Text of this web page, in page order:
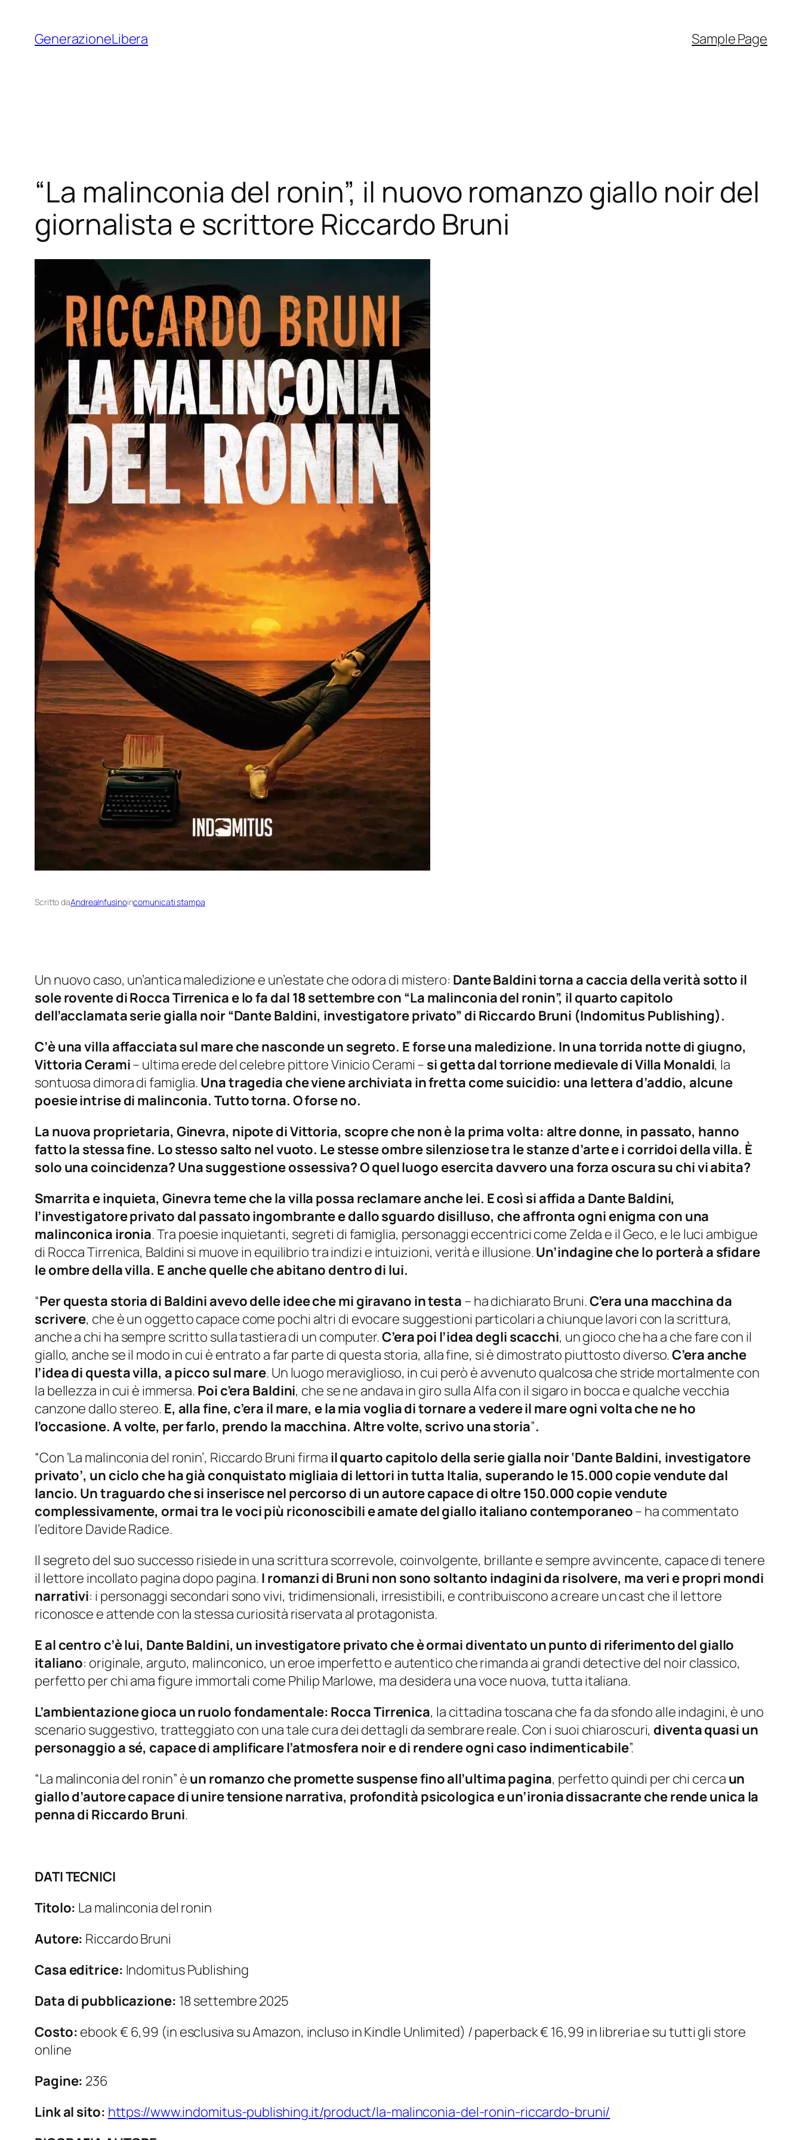
contenuto
GenerazioneLibera Sample Page
“La malinconia del ronin”, il nuovo romanzo giallo noir del
giornalista e scrittore Riccardo Bruni
Scritto daAndreaInfusinoincomunicati stampa
Un nuovo caso, un’antica maledizione e un’estate che odora di mistero: Dante Baldini torna a caccia della verità sotto il
sole rovente di Rocca Tirrenica e lo fa dal 18 settembre con “La malinconia del ronin”, il quarto capitolo
dell’acclamata serie gialla noir “Dante Baldini, investigatore privato” di Riccardo Bruni (Indomitus Publishing).
C’è una villa affacciata sul mare che nasconde un segreto. E forse una maledizione. In una torrida notte di giugno,
Vittoria Cerami– ultima erede del celebre pittore Vinicio Cerami – si getta dal torrione medievale di Villa Monaldi, la
sontuosa dimora di famiglia. Una tragedia che viene archiviata in fretta come suicidio: una lettera d’addio, alcune
poesie intrise di malinconia. Tutto torna. O forse no.
La nuova proprietaria, Ginevra, nipote di Vittoria, scopre che non è la prima volta: altre donne, in passato, hanno
fatto la stessa fine. Lo stesso salto nel vuoto. Le stesse ombre silenziose tra le stanze d’arte e i corridoi della villa. È
solo una coincidenza? Una suggestione ossessiva? O quel luogo esercita davvero una forza oscura su chi vi abita?
Smarrita e inquieta, Ginevra teme che la villa possa reclamare anche lei. E così si affida a Dante Baldini,
l’investigatore privato dal passato ingombrante e dallo sguardo disilluso, che affronta ogni enigma con una
malinconica ironia. Tra poesie inquietanti, segreti di famiglia, personaggi eccentrici come Zelda e il Geco, e le luci ambigue
di Rocca Tirrenica, Baldini si muove in equilibrio tra indizi e intuizioni, verità e illusione.Un’indagine che lo porterà a sfidare
le ombre della villa. E anche quelle che abitano dentro di lui.
“Per questa storia di Baldini avevo delle idee che mi giravano in testa – ha dichiarato Bruni.C’era una macchina da
scrivere, che è un oggetto capace come pochi altri di evocare suggestioni particolari a chiunque lavori con la scrittura,
anche a chi ha sempre scritto sulla tastiera di un computer.C’era poi l’idea degli scacchi, un gioco che ha a che fare con il
giallo, anche se il modo in cui è entrato a far parte di questa storia, alla fine, si è dimostrato piuttosto diverso.C’era anche
l’idea di questa villa, a picco sul mare. Un luogo meraviglioso, in cui però è avvenuto qualcosa che stride mortalmente con
la bellezza in cui è immersa. Poi c’era Baldini, che se ne andava in giro sulla Alfa con il sigaro in bocca e qualche vecchia
canzone dallo stereo. E, alla fine, c’era il mare, e la mia voglia di tornare a vedere il mare ogni volta che ne ho
l’occasione. A volte, per farlo, prendo la macchina. Altre volte, scrivo una storia”.
“Con ‘La malinconia del ronin’, Riccardo Bruni firma il quarto capitolo della serie gialla noir ‘Dante Baldini, investigatore
privato’, un ciclo che ha già conquistato migliaia di lettori in tutta Italia, superando le 15.000 copie vendute dal
lancio. Un traguardo che si inserisce nel percorso di un autore capace di oltre 150.000 copie vendute
complessivamente, ormai tra le voci più riconoscibili e amate del giallo italiano contemporaneo– ha commentato
l’editore Davide Radice.
Il segreto del suo successo risiede in una scrittura scorrevole, coinvolgente, brillante e sempre avvincente, capace di tenere
il lettore incollato pagina dopo pagina. I romanzi di Bruni non sono soltanto indagini da risolvere, ma veri e propri mondi
narrativi: i personaggi secondari sono vivi, tridimensionali, irresistibili, e contribuiscono a creare un cast che il lettore
riconosce e attende con la stessa curiosità riservata al protagonista.
E al centro c’è lui, Dante Baldini, un investigatore privato che è ormai diventato un punto di riferimento del giallo
italiano: originale, arguto, malinconico, un eroe imperfetto e autentico che rimanda ai grandi detective del noir classico,
perfetto per chi ama figure immortali come Philip Marlowe, ma desidera una voce nuova, tutta italiana.
L’ambientazione gioca un ruolo fondamentale: Rocca Tirrenica, la cittadina toscana che fa da sfondo alle indagini, è uno
scenario suggestivo, tratteggiato con una tale cura dei dettagli da sembrare reale. Con i suoi chiaroscuri, diventa quasi un
personaggio a sé, capace di amplificare l’atmosfera noir e di rendere ogni caso indimenticabile”.
“La malinconia del ronin” è un romanzo che promette suspense fino all’ultima pagina, perfetto quindi per chi cerca un
giallo d’autore capace di unire tensione narrativa, profondità psicologica e un’ironia dissacrante che rende unica la
penna di Riccardo Bruni.
DATI TECNICI
Titolo: La malinconia del ronin
Autore: Riccardo Bruni
Casa editrice: Indomitus Publishing
Data di pubblicazione: 18 settembre 2025
Costo: ebook € 6,99 (in esclusiva su Amazon, incluso in Kindle Unlimited) / paperback € 16,99 in libreria e su tutti gli store
online
Pagine: 236
Link al sito: https://www.indomitus-publishing.it/product/la-malinconia-del-ronin-riccardo-bruni/